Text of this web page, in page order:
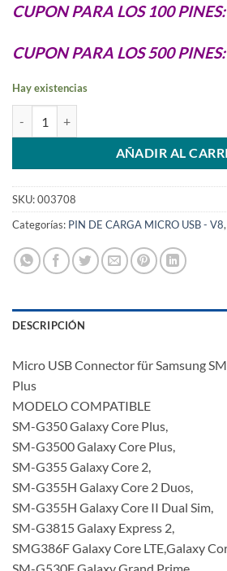
CUPON PARA LOS 100 PINES:
CUPON PARA LOS 500 PINES:
Hay existencias
AÑADIR AL
SKU:003708
Categorías: PIN DE CARGA MICRO USB - V8,
DESCRIPCIÓN
Micro USB Connector für Samsung
Plus
MODELO COMPATIBLE
SM-G350 Galaxy Core Plus,
SM-G3500 Galaxy Core Plus,
SM-G355 Galaxy Core 2,
SM-G355H Galaxy Core 2 Duos,
SM-G355H Galaxy Core II Dual Sim,
SM-G3815 Galaxy Express 2,
SMG386F Galaxy Core LTE,Galaxy